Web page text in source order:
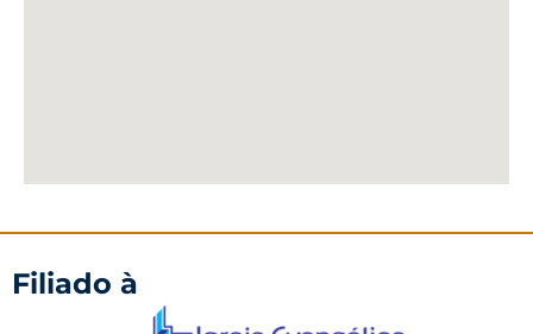
Filiado à